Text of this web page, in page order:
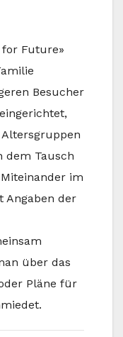
for Future»
Besucher
dem Tausch
im
Angaben der
über das
Pläne für